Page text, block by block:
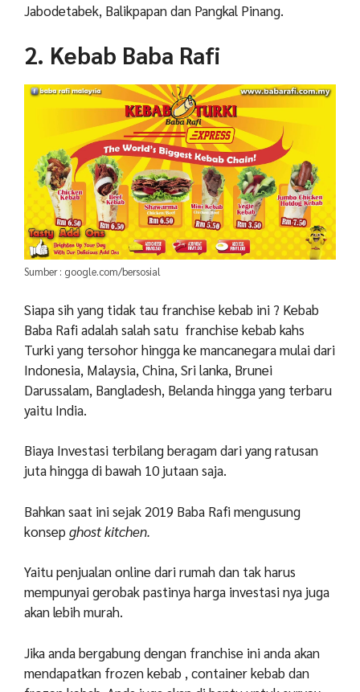
Jabodetabek, Balikpapan dan Pangkal Pinang.
2. Kebab Baba Rafi
Sumber : google.com/bersosial
Siapa sih yang tidak tau franchise kebab ini ? Kebab
Baba Rafi adalah salah satu franchise kebab kahs
Turki yang tersohor hingga ke mancanegara mulai dari
Indonesia, Malaysia, China, Sri lanka, Brunei
Darussalam, Bangladesh, Belanda hingga yang terbaru
yaitu India.
Biaya Investasi terbilang beragam dari yang ratusan
juta hingga di bawah 10 jutaan saja.
Bahkan saat ini sejak 2019 Baba Rafi mengusung
konsep ghost kitchen.
Yaitu penjualan online dari rumah dan tak harus
mempunyai gerobak pastinya harga investasi nya juga
akan lebih murah.
Jika anda bergabung dengan franchise ini anda akan
mendapatkan frozen kebab , container kebab dan